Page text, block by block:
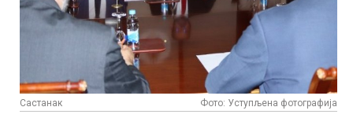
Састанак Фото: Уступљена фотографија